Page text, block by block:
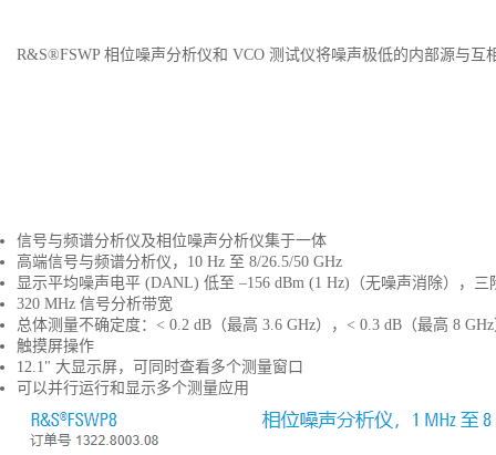
R&S®FSWP 相位噪声分析仪和 VCO 测试仪将噪声极低的内部源与
信号与频谱分析仪及相位噪声分析仪集于一体
高端信号与频谱分析仪，10 Hz 至 8/26.5/50 GHz
显示平均噪声电平 (DANL) 低至 –156 dBm (1 Hz)（无噪声消除），
320 MHz 信号分析带宽
总体测量不确定度：< 0.2 dB（最高 3.6 GHz），< 0.3 dB（最高 8
触摸屏操作
12.1" 大显示屏，可同时查看多个测量窗口
可以并行运行和显示多个测量应用